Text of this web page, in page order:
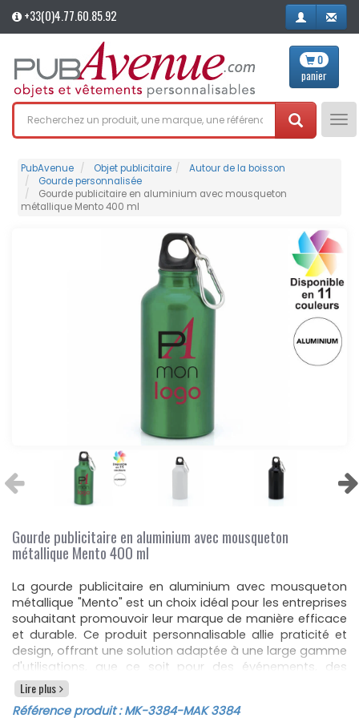
+33(0)4.77.60.85.92
0
panier
PubAvenue Objet publicitaire
Autour de la boisson
Gourde personnalisée
Gourde publicitaire en aluminium avec mousqueton
métallique Mento 400 ml
Gourde publicitaire en aluminium avec mousqueton
métallique Mento 400 ml
La gourde publicitaire en aluminium avec mousqueton
métallique "Mento" est un choix idéal pour les entreprises
souhaitant promouvoir leur marque de manière efficace
et durable. Ce produit personnalisable allie praticité et
design, offrant une solution adaptée à une large gamme
d'utilisations, que ce soit pour des événements, des
cadeaux d'entreprise ou des campagnes publicitaires.
Avec une capacité de 400 ml, cette gourde se distingue
Lire plus
Référence produit :MK-3384-MAK 3384